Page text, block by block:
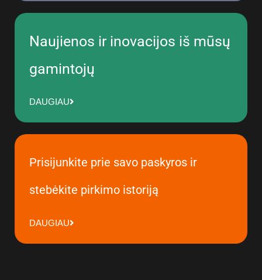
Naujienos ir inovacijos iš mūsų
gamintojų
DAUGIAU
Prisijunkite prie savo paskyros ir
stebėkite pirkimo istoriją
DAUGIAU